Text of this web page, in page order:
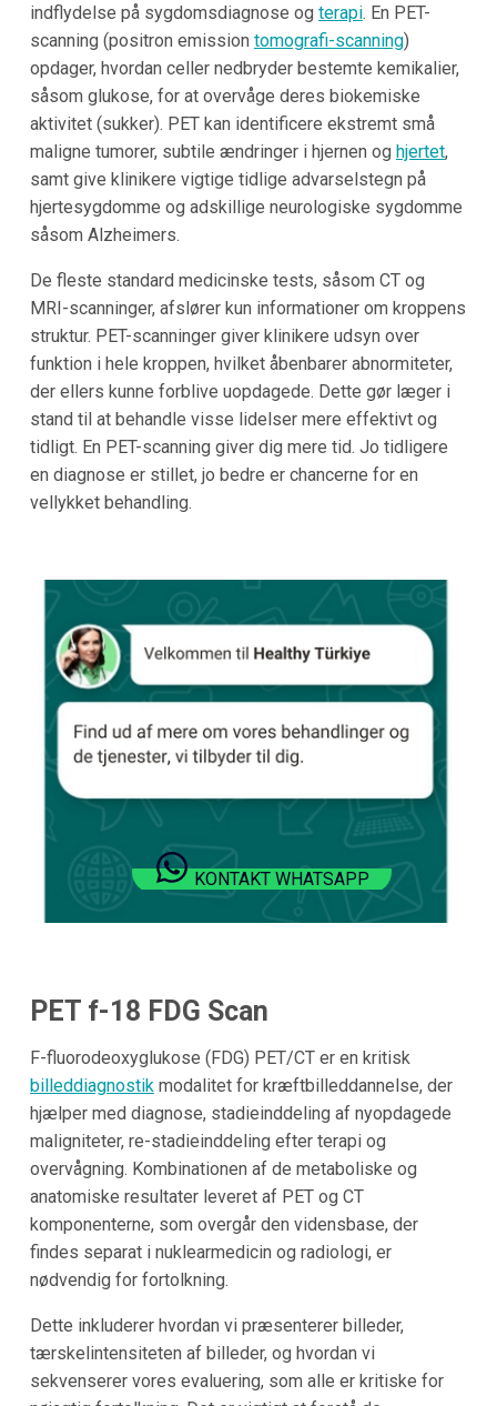
indflydelse på sygdomsdiagnose og terapi. En PET-
scanning (positron emission tomografi-scanning)
opdager, hvordan celler nedbryder bestemte kemikalier,
såsom glukose, for at overvåge deres biokemiske
aktivitet (sukker). PET kan identificere ekstremt små
maligne tumorer, subtile ændringer i hjernen og hjertet,
samt give klinikere vigtige tidlige advarselstegn på
hjertesygdomme og adskillige neurologiske sygdomme
såsom Alzheimers.
De fleste standard medicinske tests, såsom CT og
MRI-scanninger, afslører kun informationer om kroppens
struktur. PET-scanninger giver klinikere udsyn over
funktion i hele kroppen, hvilket åbenbarer abnormiteter,
der ellers kunne forblive uopdagede. Dette gør læger i
stand til at behandle visse lidelser mere effektivt og
tidligt. En PET-scanning giver dig mere tid. Jo tidligere
en diagnose er stillet, jo bedre er chancerne for en
vellykket behandling.
KONTAKT WHATSAPP
PET f-18 FDG Scan
F-fluorodeoxyglukose (FDG) PET/CT er en kritisk
billeddiagnostikmodalitet for kræftbilleddannelse, der
hjælper med diagnose, stadieinddeling af nyopdagede
maligniteter, re-stadieinddeling efter terapi og
overvågning. Kombinationen af de metaboliske og
anatomiske resultater leveret af PET og CT
komponenterne, som overgår den vidensbase, der
findes separat i nuklearmedicin og radiologi, er
nødvendig for fortolkning.
Dette inkluderer hvordan vi præsenterer billeder,
tærskelintensiteten af billeder, og hvordan vi
sekvenserer vores evaluering, som alle er kritiske for